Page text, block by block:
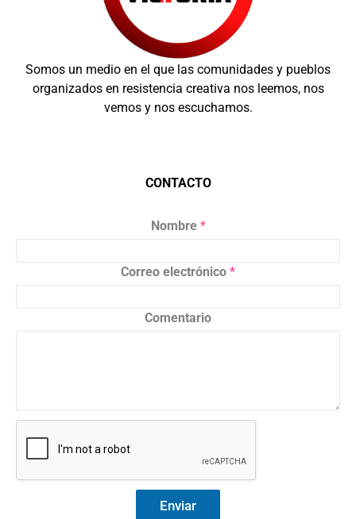
Somos un medio en el que las comunidades y pueblos
organizados en resistencia creativa nos leemos, nos
vemos y nos escuchamos.
CONTACTO
Nombre *
Correo electrónico *
Comentario
Enviar